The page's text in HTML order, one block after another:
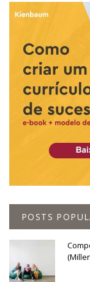
POSTS